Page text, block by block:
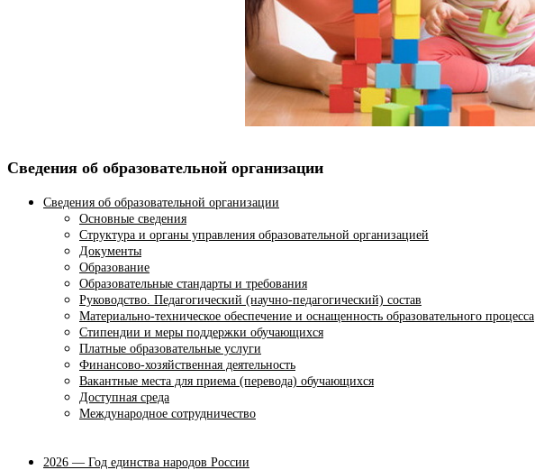
Сведения об образовательной организации
Сведения об образовательной организации
Основные сведения
Структура и органы управления образовательной организацией
Документы
Образование
Образовательные стандарты и требования
Руководство. Педагогический (научно-педагогический) состав
Материально-техническое обеспечение и оснащенность образовательного процесса
Стипендии и меры поддержки обучающихся
Платные образовательные услуги
Финансово-хозяйственная деятельность
Вакантные места для приема (перевода) обучающихся
Доступная среда
Международное сотрудничество
2026 — Год единства народов России